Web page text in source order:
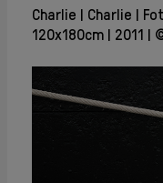
Charlie Charlie
120x180cm 2011